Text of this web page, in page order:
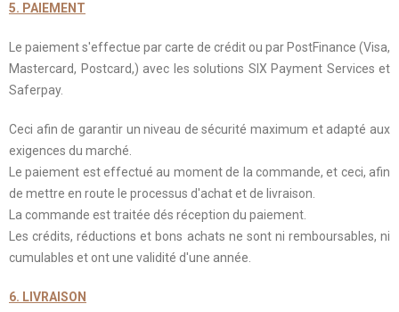
5. PAIEMENT
Le paiement s'effectue par carte de crédit ou par PostFinance (Visa,
Mastercard, Postcard,) avec les solutions SIX Payment Services et
Saferpay.
Ceci afin de garantir un niveau de sécurité maximum et adapté aux
exigences du marché.
Le paiement est effectué au moment de la commande, et ceci, afin
de mettre en route le processus d'achat et de livraison.
La commande est traitée dés réception du paiement.
Les crédits, réductions et bons achats ne sont ni remboursables, ni
cumulables et ont une validité d'une année.
6. LIVRAISON